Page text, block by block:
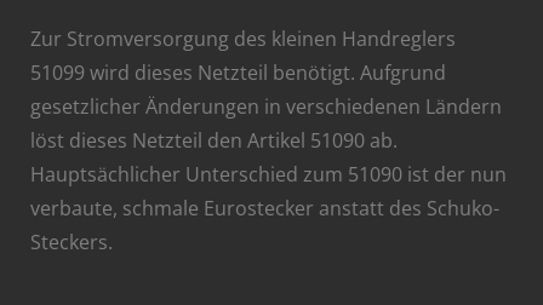
Zur Stromversorgung des kleinen Handreglers
51099 wird dieses Netzteil benötigt. Aufgrund
gesetzlicher Änderungen in verschiedenen Ländern
löst dieses Netzteil den Artikel 51090 ab.
Hauptsächlicher Unterschied zum 51090 ist der nun
verbaute, schmale Eurostecker anstatt des Schuko-
Steckers.